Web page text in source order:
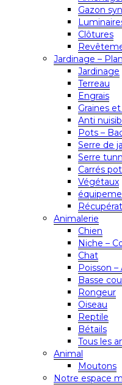
Gazon
Clôtures
Jardinage –
Jardinage
Terreau
Engrais
Graines
Anti
Pots –
Serre de
Serre
Carrés
Végétaux
Animalerie
Chien
Niche –
Chat
Poisson
Basse
Rongeur
Oiseau
Reptile
Bétails
Tous les
Animal
Moutons
Notre espace